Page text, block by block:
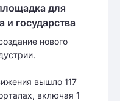
для
и государства
нового
вышло 117
включая 1